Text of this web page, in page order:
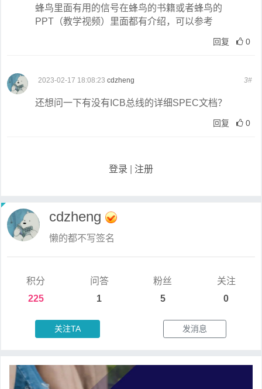
蜂鸟里面有用的信号在蜂鸟的书籍或者蜂鸟的
PPT（教学视频）里面都有介绍，可以参考
回复 0
2023-02-17 18:08:23 cdzheng 3#
还想问一下有没有ICB总线的详细SPEC文档？
回复 0
登录 注册
cdzheng
懒的都不写签名
积分
225
问答
1
粉丝
5
关注
0
关注TA 发消息